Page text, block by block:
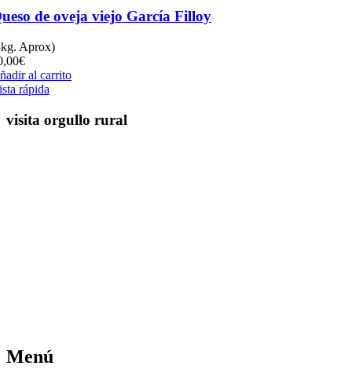
de oveja viejo García Filloy
Aprox)
€
al carrito
rápida
visita orgullo rural
Menú